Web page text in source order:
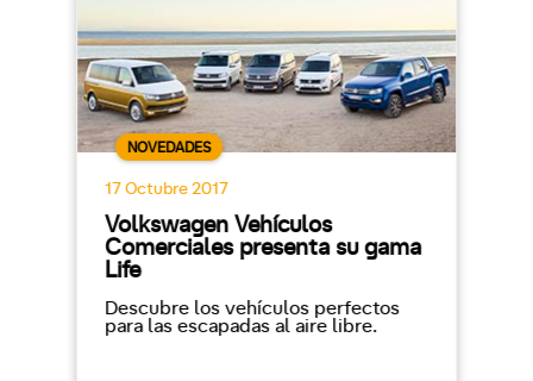
NOVEDADES
17 Octubre 2017
Volkswagen Vehículos
Comerciales presenta su gama
Life
Descubre los vehículos perfectos
para las escapadas al aire libre.